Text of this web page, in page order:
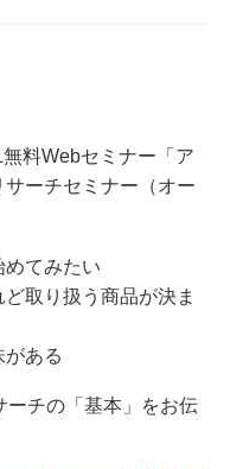
料Webセミナー「ア
ーチセミナー（オー
めてみたい
取り扱う商品が決ま
がある
ーチの「基本」をお伝